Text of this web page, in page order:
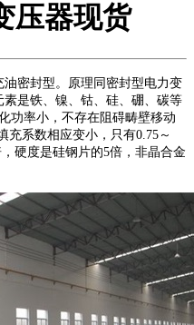
压器现货
油密封型。原理同密封型电力变
是铁、镍、钴、硅、硼、碳等
功率小，不存在阻碍畴壁移动
充系数相应变小，只有0.75～
硬度是硅钢片的5倍，非晶合金